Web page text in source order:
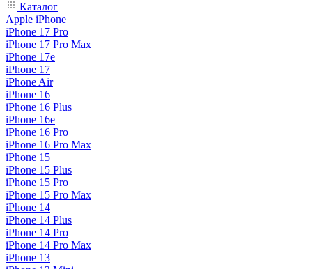
Каталог
Apple iPhone
iPhone 17 Pro
iPhone 17 Pro Max
iPhone 17e
iPhone 17
iPhone Air
iPhone 16
iPhone 16 Plus
iPhone 16e
iPhone 16 Pro
iPhone 16 Pro Max
iPhone 15
iPhone 15 Plus
iPhone 15 Pro
iPhone 15 Pro Max
iPhone 14
iPhone 14 Plus
iPhone 14 Pro
iPhone 14 Pro Max
iPhone 13